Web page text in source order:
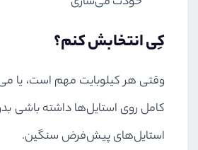
کِی انتخابش کنم؟
وقتی هر کیلوبایت مهم است، یا
کامل روی استایل‌ها داشته باشی
استایل‌های پیش‌فرض سنگین.